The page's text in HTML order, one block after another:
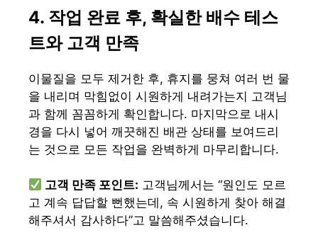
4. 작업 완료 후, 확실한 배수 테스
트와 고객 만족
이물질을 모두 제거한 후, 휴지를 뭉쳐 여러 번 물
을 내리며 막힘없이 시원하게 내려가는지 고객님
과 함께 꼼꼼하게 확인합니다. 마지막으로 내시
경을 다시 넣어 깨끗해진 배관 상태를 보여드리
는 것으로 모든 작업을 완벽하게 마무리합니다.
고객 만족 포인트: 고객님께서는 “원인도 모르
고 계속 답답할 뻔했는데, 속 시원하게 찾아 해결
해주셔서 감사하다”고 말씀해주셨습니다.